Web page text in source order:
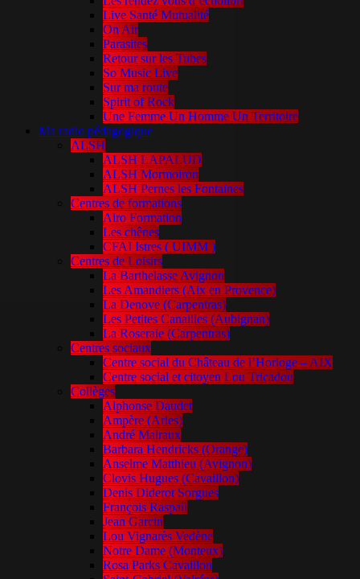
Live Santé Mutualité
On Air
Parasites
Retour sur les Tubes
So Music Live
Sur ma route
Spirit of Rock
Une Femme Un Homme Un Territoire
Ma radio pédagogique
ALSH
ALSH LAPALUD
ALSH Mormoiron
ALSH Pernes les Fontaines
Centres de formations
Airo Formation
Les chênes
CFAI Istres ( UIMM )
Centres de Loisirs
La Barthelasse Avignon
Les Amandiers (Aix en Provence)
La Denove (Carpentras)
Les Petites Canailles (Aubignan)
La Roseraie (Carpentras)
Centres sociaux
Centre social du Château de l’Horloge – AIX
Centre social et citoyen Lou Tricadou
Collèges
Alphonse Daudet
Ampère (Arles)
André Malraux
Barbara Hendricks (Orange)
Anselme Matthieu (Avignon)
Clovis Hugues (Cavaillon)
Denis Diderot Sorgues
François Raspail
Jean Garcin
Lou Vignarès Vedène
Notre Dame (Monteux)
Rosa Parks Cavaillon